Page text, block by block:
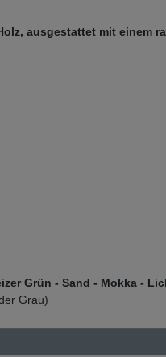
ausgestattet mit einem
Grün - Sand - Mokka -
Grau)